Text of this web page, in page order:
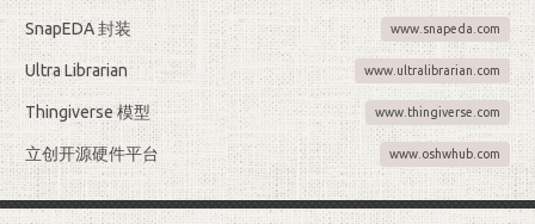
SnapEDA 封装 www.snapeda.com
Ultra Librarian www.ultralibrarian.com
Thingiverse 模型 www.thingiverse.com
立创开源硬件平台 www.oshwhub.com